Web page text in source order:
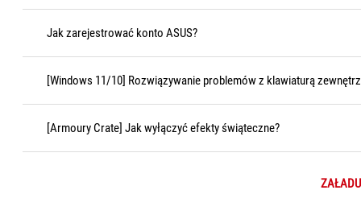
Jak zarejestrować konto ASUS?
[Windows 11/10] Rozwiązywanie problemów z klawiaturą
[Armoury Crate] Jak wyłączyć efekty świąteczne?